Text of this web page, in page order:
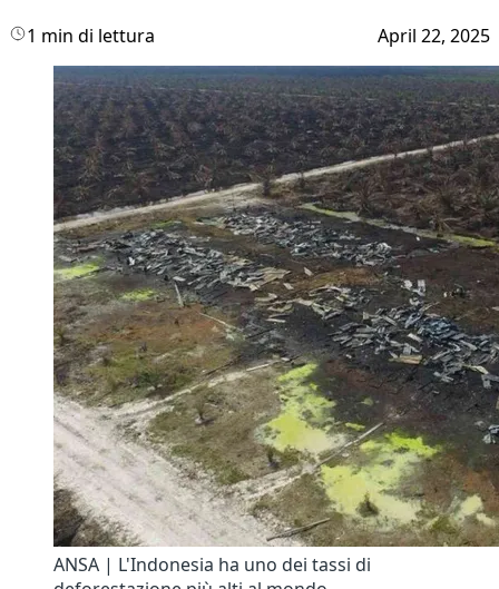
1 min di lettura April 22, 2025
ANSA | L'Indonesia ha uno dei tassi di